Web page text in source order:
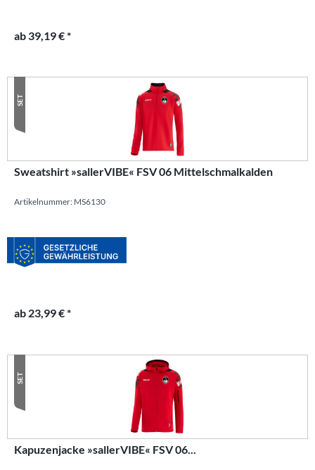
ab 39,19 € *
SET
Sweatshirt »sallerVIBE« FSV 06 Mittelschmalkalden
Artikelnummer: MS6130
ab 23,99 € *
SET
Kapuzenjacke »sallerVIBE« FSV 06...